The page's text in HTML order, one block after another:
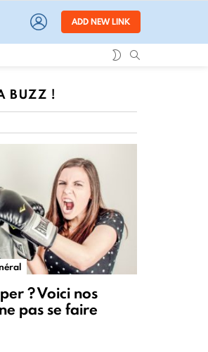
LOGIN ADD NEW LINK
SWITCH
BUZZ !
? Voici nos
pas se faire